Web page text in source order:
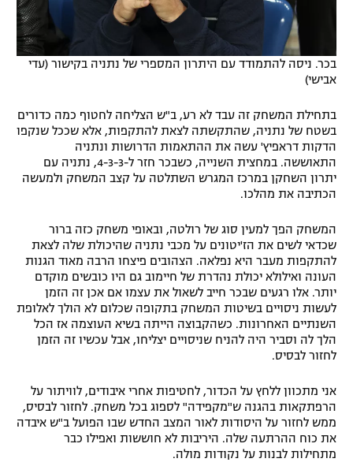
בכר. ניסה להתמודד עם היתרון המספרי של נתניה בקישור (עדי
אבישי)
בתחילת המשחק זה עבד לא רע, ב"ש הצליחה לחטוף כמה כדורים
בשטח של נתניה, שהתקשתה לצאת להתקפות, אלא שככל שנקפו
הדקות דראפיץ' עשה את ההתאמות הדרושות ונתניה
התאוששה. במחצית השנייה, כשבכר חזר ל-4-3-3, נתניה עם
יתרון השחקן במרכז המגרש השתלטה על קצב המשחק ולמעשה
הכתיבה את מהלכו.
המשחק הפך למעין סוג של רולטה, ובאופי משחק כזה ברור
שכדאי לשים את הז'יטונים על מכבי נתניה שהיכולת שלה לצאת
להתקפות מעבר היא נפלאה. הצהובים פיצחו הרבה מאוד הגנות
העונה ואילולא יכולת נהדרת של חיימוב גם היו כובשים מוקדם
יותר. אלו רגעים שבכר חייב לשאול את עצמו אם אכן זה הזמן
לעשות ניסויים בשיטות המשחק בתקופה שכלום לא הולך לאלופת
השנתיים האחרונות. כשהקבוצה הייתה בשיא העוצמה אז הכל
הלך לה וסביר היה להניח שניסויים יצליחו, אבל עכשיו זה הזמן
לחזור לבסיס.
אני מתכוון ללחץ על הכדור, לחטיפות אחרי איבודים, לוויתור על
הרפתקאות בהגנה ש"מקפידה" לספוג בכל משחק. לחזור לבסיס,
ממש לחזור על היסודות לאור המצב החדש שבו הפועל ב"ש איבדה
את כוח ההרתעה שלה. היריבות לא חוששות ואפילו כבר
מתחילות לבנות על נקודות מולה.